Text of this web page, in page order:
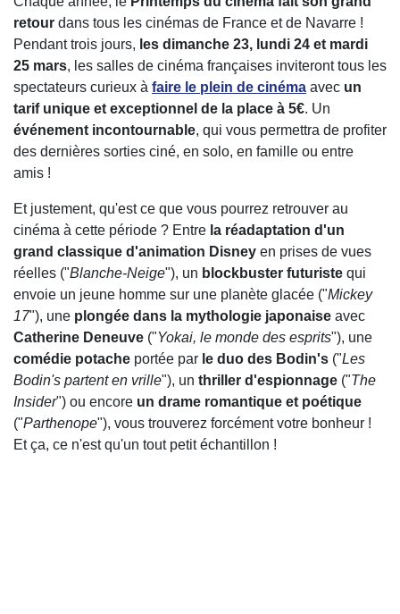
retour dans tous les cinémas de France et de Navarre !
Pendant trois jours, les dimanche 23, lundi 24 et mardi
25 mars, les salles de cinéma françaises inviteront tous les
spectateurs curieux à faire le plein de cinéma avec un
tarif unique et exceptionnel de la place à 5€. Un
événement incontournable, qui vous permettra de profiter
des dernières sorties ciné, en solo, en famille ou entre
amis !
Et justement, qu'est ce que vous pourrez retrouver au
cinéma à cette période ? Entre la réadaptation d'un
grand classique d'animation Disney en prises de vues
réelles ("Blanche-Neige"), un blockbuster futuriste qui
envoie un jeune homme sur une planète glacée ("Mickey
17"), une plongée dans la mythologie japonaise avec
Catherine Deneuve ("Yokai, le monde des esprits"), une
comédie potache portée par le duo des Bodin's ("Les
Bodin's partent en vrille"), un thriller d'espionnage ("The
Insider") ou encore un drame romantique et poétique
("Parthenope"), vous trouverez forcément votre bonheur !
Et ça, ce n'est qu'un tout petit échantillon !